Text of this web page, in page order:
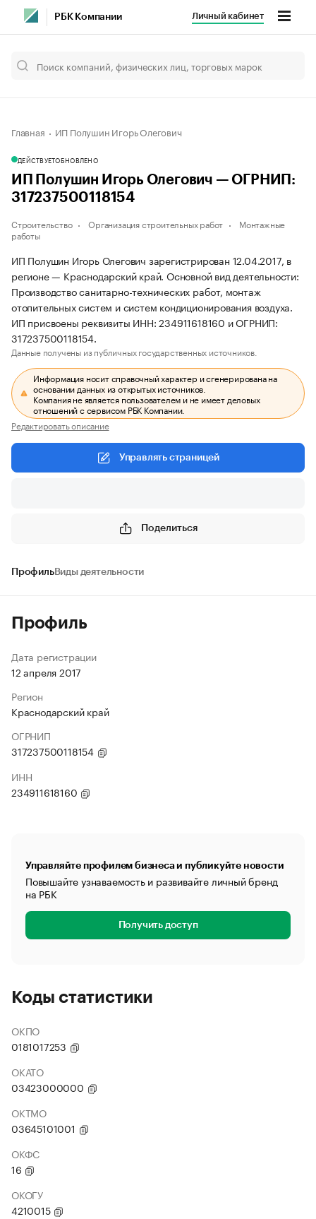
РБК Компании Личный кабинет
Главная ИП Полушин Игорь Олегович
ДЕЙСТВУЕТОБНОВЛЕНО
ИП Полушин Игорь Олегович — ОГРНИП:
317237500118154
Строительство Организация строительных работ
Монтажные
работы
ИП Полушин Игорь Олегович зарегистрирован 12.04.2017, в
регионе — Краснодарский край. Основной вид деятельности:
Производство санитарно-технических работ, монтаж
отопительных систем и систем кондиционирования воздуха.
ИП присвоены реквизиты ИНН: 234911618160 и ОГРНИП:
317237500118154.
Данные получены из публичных государственных источников.
Информация носит справочный характер и сгенерирована на
основании данных из открытых источников.
Компания не является пользователем и не имеет деловых
отношений с сервисом РБК Компании.
Редактировать описание
Управлять страницей
Поделиться
ПрофильВиды деятельности
Профиль
Дата регистрации
12 апреля 2017
Регион
Краснодарский край
ОГРНИП
317237500118154
ИНН
234911618160
Управляйте профилем бизнеса и публикуйте новости
Повышайте узнаваемость и развивайте личный бренд
на РБК
Получить доступ
Коды статистики
ОКПО
0181017253
ОКАТО
03423000000
ОКТМО
03645101001
ОКФС
16
ОКОГУ
4210015